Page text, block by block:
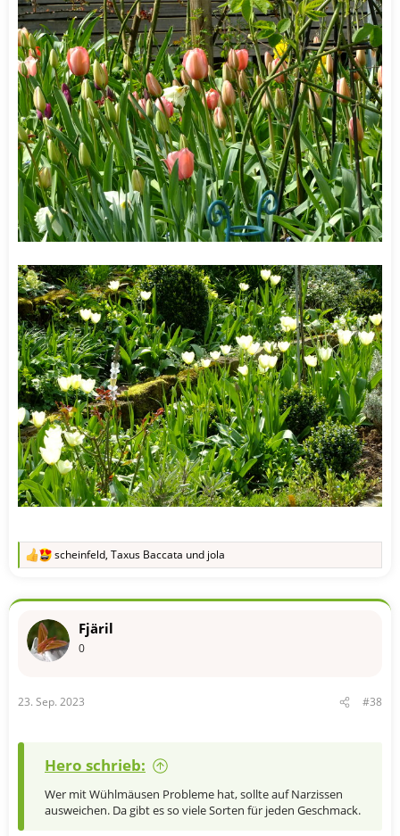
R
k
o
:
scheinfeld, Taxus Baccata und jola
Fjäril
0
23. Sep. 2023 #38
Hero schrieb:
Wer mit Wühlmäusen Probleme hat, sollte auf Narzissen
ausweichen. Da gibt es so viele Sorten für jeden Geschmack.